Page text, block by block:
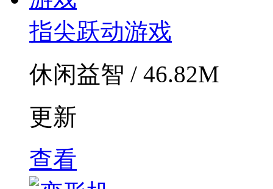
指尖跃动游戏
休闲益智 / 46.82M
更新
查看